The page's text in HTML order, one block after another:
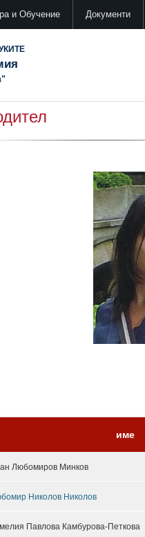
и Обучение Документи
име
Любомиров Минков
Николов Николов
Павлова Камбурова-Петкова